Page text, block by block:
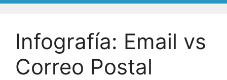
Infografía: Email vs
Correo Postal